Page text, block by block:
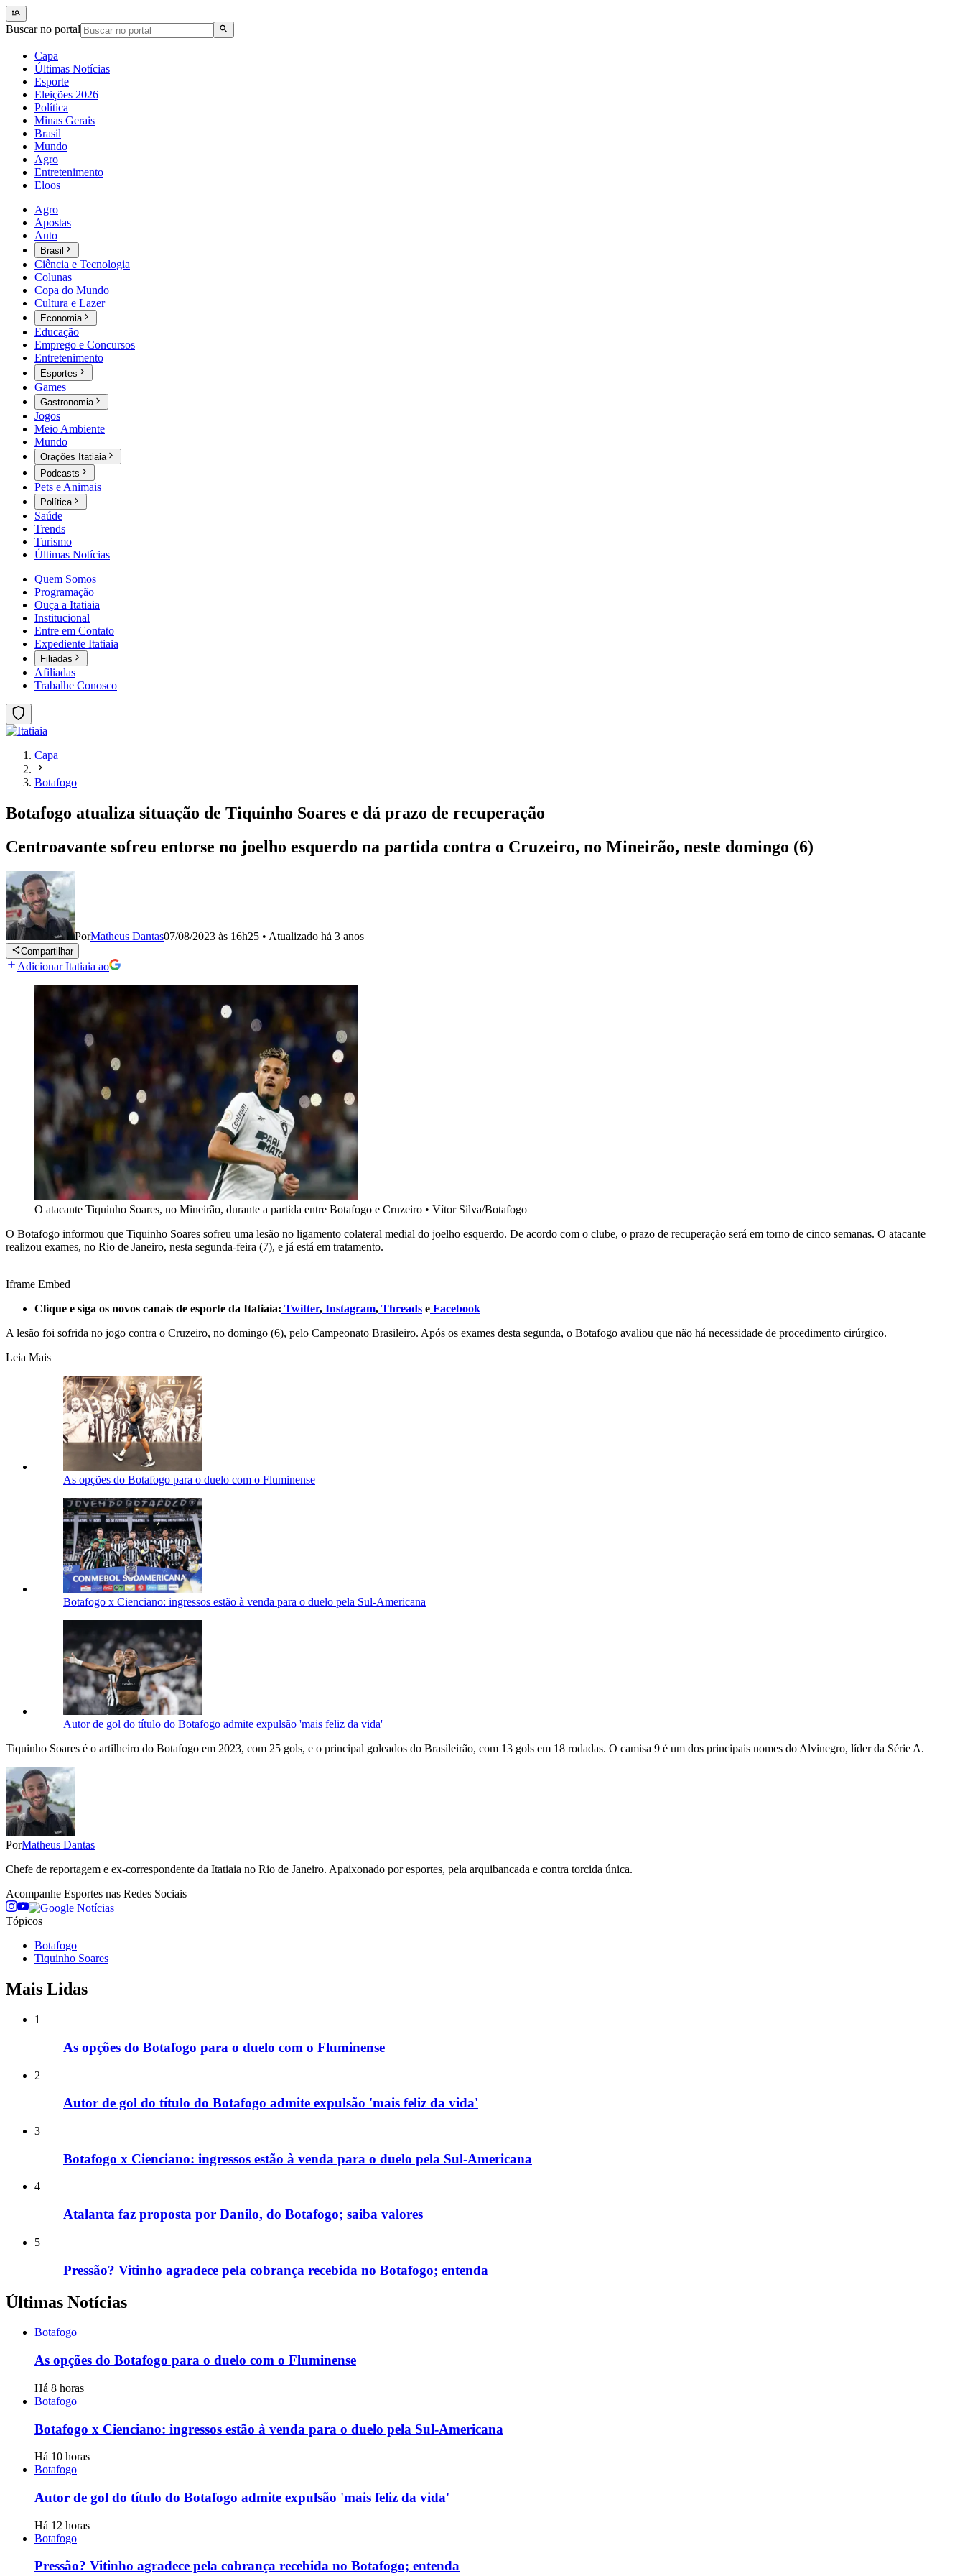
Buscar no portal
Capa
Últimas Notícias
Esporte
Eleições 2026
Política
Minas Gerais
Brasil
Mundo
Agro
Entretenimento
Eloos
Agro
Apostas
Auto
Brasil
Ciência e Tecnologia
Colunas
Copa do Mundo
Cultura e Lazer
Economia
Educação
Emprego e Concursos
Entretenimento
Esportes
Games
Gastronomia
Jogos
Meio Ambiente
Mundo
Orações Itatiaia
Podcasts
Pets e Animais
Política
Saúde
Trends
Turismo
Últimas Notícias
Quem Somos
Programação
Ouça a Itatiaia
Institucional
Entre em Contato
Expediente Itatiaia
Filiadas
Afiliadas
Trabalhe Conosco
Capa
Botafogo
Botafogo atualiza situação de Tiquinho Soares e dá prazo de recuperação
Centroavante sofreu entorse no joelho esquerdo na partida contra o Cruzeiro, no Mineirão, neste domingo (6)
PorMatheus Dantas07/08/2023 às 16h25 • Atualizado há 3 anos
Compartilhar
Adicionar Itatiaia ao
O atacante Tiquinho Soares, no Mineirão, durante a partida entre Botafogo e Cruzeiro • Vítor Silva/Botafogo
O Botafogo informou que Tiquinho Soares sofreu uma lesão no ligamento colateral medial do joelho esquerdo. De acordo com o clube, o prazo de recuperação será em torno de cinco semanas. O atacante
realizou exames, no Rio de Janeiro, nesta segunda-feira (7), e já está em tratamento.
Iframe Embed
Clique e siga os novos canais de esporte da Itatiaia: Twitter, Instagram, Threads e Facebook
A lesão foi sofrida no jogo contra o Cruzeiro, no domingo (6), pelo Campeonato Brasileiro. Após os exames desta segunda, o Botafogo avaliou que não há necessidade de procedimento cirúrgico.
Leia Mais
As opções do Botafogo para o duelo com o Fluminense
Botafogo x Cienciano: ingressos estão à venda para o duelo pela Sul-Americana
Autor de gol do título do Botafogo admite expulsão 'mais feliz da vida'
Tiquinho Soares é o artilheiro do Botafogo em 2023, com 25 gols, e o principal goleados do Brasileirão, com 13 gols em 18 rodadas. O camisa 9 é um dos principais nomes do Alvinegro, líder da Série A.
PorMatheus Dantas
Chefe de reportagem e ex-correspondente da Itatiaia no Rio de Janeiro. Apaixonado por esportes, pela arquibancada e contra torcida única.
Acompanhe Esportes nas Redes Sociais
Tópicos
Botafogo
Tiquinho Soares
Mais Lidas
1
As opções do Botafogo para o duelo com o Fluminense
2
Autor de gol do título do Botafogo admite expulsão 'mais feliz da vida'
3
Botafogo x Cienciano: ingressos estão à venda para o duelo pela Sul-Americana
4
Atalanta faz proposta por Danilo, do Botafogo; saiba valores
5
Pressão? Vitinho agradece pela cobrança recebida no Botafogo; entenda
Últimas Notícias
Botafogo
As opções do Botafogo para o duelo com o Fluminense
Há 8 horas
Botafogo
Botafogo x Cienciano: ingressos estão à venda para o duelo pela Sul-Americana
Há 10 horas
Botafogo
Autor de gol do título do Botafogo admite expulsão 'mais feliz da vida'
Há 12 horas
Botafogo
Pressão? Vitinho agradece pela cobrança recebida no Botafogo; entenda